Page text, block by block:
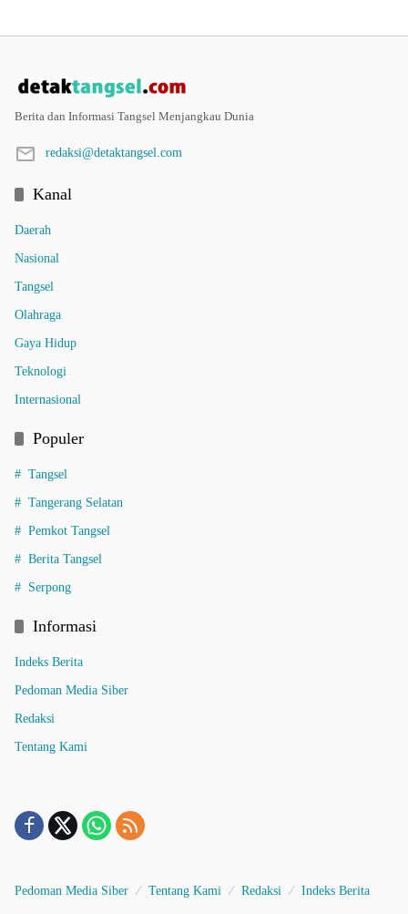
Berita dan Informasi Tangsel Menjangkau Dunia
redaksi@detaktangsel.com
Kanal
Daerah
Nasional
Tangsel
Olahraga
Gaya Hidup
Teknologi
Internasional
Populer
Tangsel
Tangerang Selatan
Pemkot Tangsel
Berita Tangsel
Serpong
Informasi
Indeks Berita
Pedoman Media Siber
Redaksi
Tentang Kami
Pedoman Media Siber Tentang Kami Redaksi Indeks Berita